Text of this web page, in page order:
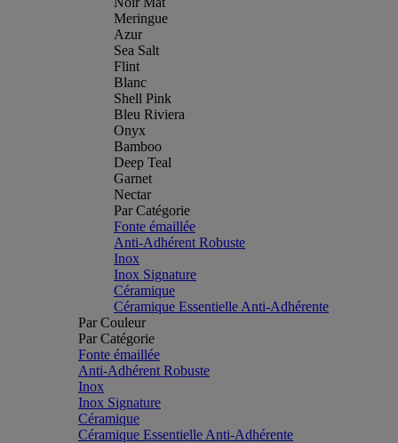
Meringue
Azur
Sea Salt
Flint
Blanc
Shell Pink
Bleu Riviera
Onyx
Bamboo
Deep Teal
Garnet
Nectar
Par Catégorie
Fonte émaillée
Anti-Adhérent Robuste
Inox
Inox Signature
Céramique
Céramique Essentielle Anti-Adhérente
Par Couleur
Par Catégorie
Fonte émaillée
Anti-Adhérent Robuste
Inox
Inox Signature
Céramique
Céramique Essentielle Anti-Adhérente